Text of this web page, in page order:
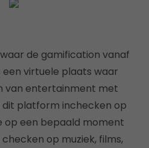
de gamification vanaf
een virtuele plaats waar
van entertainment met
dit platform inchecken op
op een bepaald moment
op muziek, films,